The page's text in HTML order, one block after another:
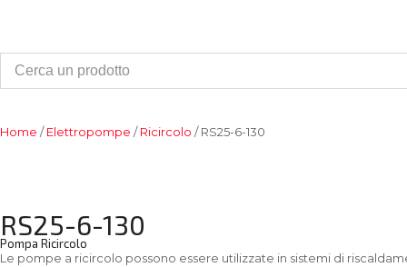
Home /Elettropompe /Ricircolo / RS25-6-130
RS25-6-130
Pompa Ricircolo
Le pompe a ricircolo possono essere utilizzate in sistemi di